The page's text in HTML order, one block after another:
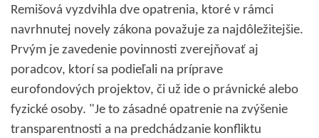
Remišová vyzdvihla dve opatrenia, ktoré v rámci
navrhnutej novely zákona považuje za najdôležitejšie.
Prvým je zavedenie povinnosti zverejňovať aj
poradcov, ktorí sa podieľali na príprave
eurofondových projektov, či už ide o právnické alebo
fyzické osoby. "Je to zásadné opatrenie na zvýšenie
transparentnosti a na predchádzanie konfliktu